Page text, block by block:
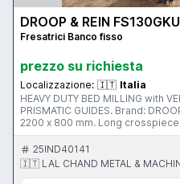
DROOP & REIN FS130GKU
Fresatrici Banco fisso
prezzo su richiesta
Localizzazione: 🇮🇹 Italia
HEAVY DUTY BED MILLING with
PRISMATIC GUIDES. Brand:
2200 x 800 mm. Long
mm. Vertical cross: 800 mm.
Taper: 50 international. Feeds: 6 –
EQUIPPED WITH DRO.
25IND40141
🇮🇹 LAL CHAND METAL &